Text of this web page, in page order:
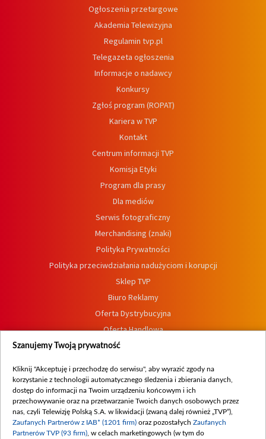
Ogłoszenia przetargowe
Akademia Telewizyjna
Regulamin tvp.pl
Telegazeta ogłoszenia
Informacje o nadawcy
Konkursy
Zgłoś program (ROPAT)
Kariera w TVP
Kontakt
Centrum informacji TVP
Komisja Etyki
Program dla prasy
Dla mediów
Serwis fotograficzny
Merchandising (znaki)
Polityka Prywatności
Polityka przeciwdziałania nadużyciom i korupcji
Sklep TVP
Biuro Reklamy
Oferta Dystrybucyjna
Oferta Handlowa
Dostępność
Procedura zgłoszeń wewnętrznych
Szanujemy Twoją prywatność
Kliknij "Akceptuję i przechodzę do serwisu", aby wyrazić zgody na
korzystanie z technologii automatycznego śledzenia i zbierania danych,
dostęp do informacji na Twoim urządzeniu końcowym i ich
przechowywanie oraz na przetwarzanie Twoich danych osobowych przez
nas, czyli Telewizję Polską S.A. w likwidacji (zwaną dalej również „TVP”),
Zaufanych Partnerów z IAB* (1201 firm) oraz pozostałych Zaufanych
Partnerów TVP (93 firm) , w celach marketingowych (w tym do